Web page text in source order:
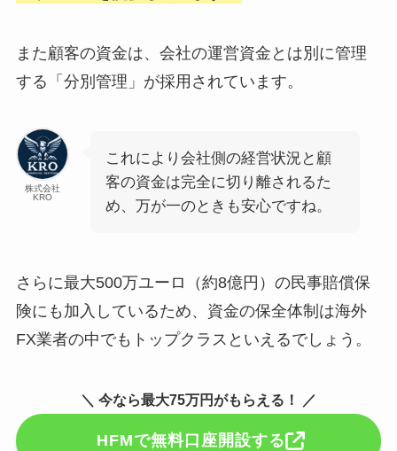
また顧客の資金は、会社の運営資金とは別に管理
する「分別管理」が採用されています。
株式会社
KRO
これにより会社側の経営状況と顧
客の資金は完全に切り離されるた
め、万が一のときも安心ですね。
さらに最大500万ユーロ（約8億円）の民事賠償保
険にも加入しているため、資金の保全体制は海外
FX業者の中でもトップクラスといえるでしょう。
＼ 今なら最大75万円がもらえる！ ／
HFMで無料口座開設する